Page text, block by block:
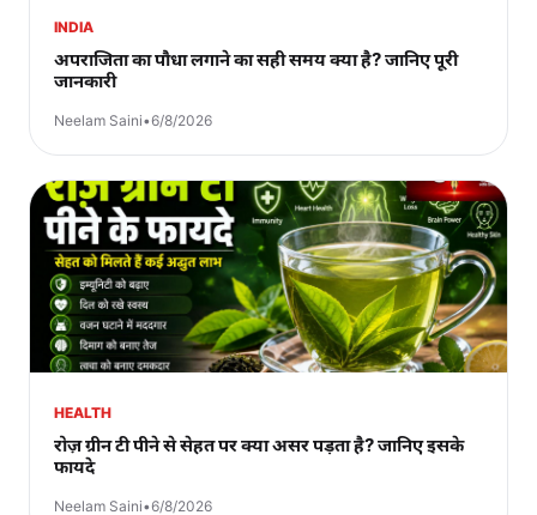
INDIA
अपराजिता का पौधा लगाने का सही समय क्या है? जानिए पूरी
जानकारी
Neelam Saini•6/8/2026
HEALTH
रोज़ ग्रीन टी पीने से सेहत पर क्या असर पड़ता है? जानिए इसके
फायदे
Neelam Saini•6/8/2026